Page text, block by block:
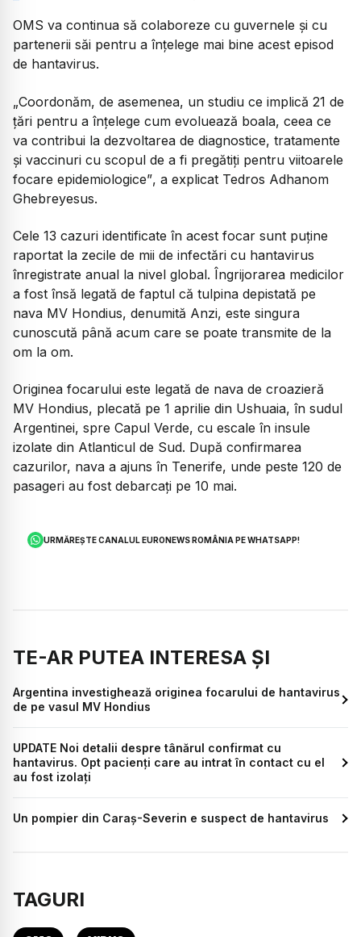
OMS va continua să colaboreze cu guvernele și cu
partenerii săi pentru a înțelege mai bine acest episod
de hantavirus.
„Coordonăm, de asemenea, un studiu ce implică 21 de
țări pentru a înțelege cum evoluează boala, ceea ce
va contribui la dezvoltarea de diagnostice, tratamente
și vaccinuri cu scopul de a fi pregătiți pentru viitoarele
focare epidemiologice”, a explicat Tedros Adhanom
Ghebreyesus.
Cele 13 cazuri identificate în acest focar sunt puține
raportat la zecile de mii de infectări cu hantavirus
înregistrate anual la nivel global. Îngrijorarea medicilor
a fost însă legată de faptul că tulpina depistată pe
nava MV Hondius, denumită Anzi, este singura
cunoscută până acum care se poate transmite de la
om la om.
Originea focarului este legată de nava de croazieră
MV Hondius, plecată pe 1 aprilie din Ushuaia, în sudul
Argentinei, spre Capul Verde, cu escale în insule
izolate din Atlanticul de Sud. După confirmarea
cazurilor, nava a ajuns în Tenerife, unde peste 120 de
pasageri au fost debarcați pe 10 mai.
URMĂREȘTE CANALUL EURONEWS ROMÂNIA PE WHATSAPP!
TE-AR PUTEA INTERESA ȘI
Argentina investighează originea focarului de hantavirus
de pe vasul MV Hondius
UPDATE Noi detalii despre tânărul confirmat cu
hantavirus. Opt pacienți care au intrat în contact cu el
au fost izolați
Un pompier din Caraș-Severin e suspect de hantavirus
TAGURI